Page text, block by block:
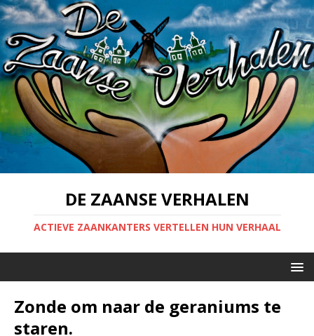
DE ZAANSE VERHALEN
ACTIEVE ZAANKANTERS VERTELLEN HUN VERHAAL
Zonde om naar de geraniums te
staren.